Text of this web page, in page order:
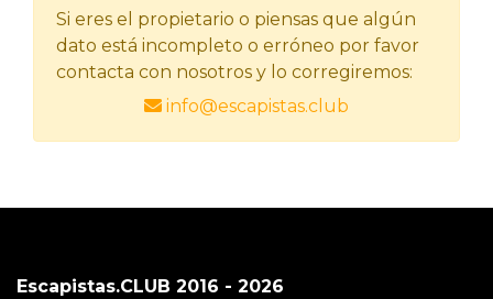
Si eres el propietario o piensas que algún
dato está incompleto o erróneo por favor
contacta con nosotros y lo corregiremos:
info@escapistas.club
Escapistas.CLUB 2016 - 2026